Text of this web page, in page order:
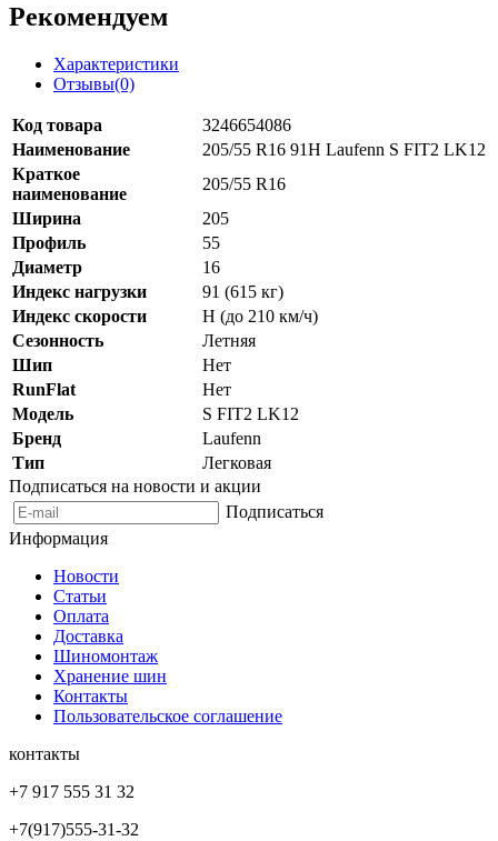
Рекомендуем
Характеристики
Отзывы(0)
Код товара
3246654086
Наименование
205/55 R16 91H Laufenn S FIT2 LK12
Краткое
наименование
205/55 R16
Ширина
205
Профиль
55
Диаметр
16
Индекс нагрузки
91 (615 кг)
Индекс скорости
H (до 210 км/ч)
Сезонность
Летняя
Шип
Нет
RunFlat
Нет
Модель
S FIT2 LK12
Бренд
Laufenn
Тип
Легковая
Подписаться на новости и акции
Подписаться
Информация
Новости
Статьи
Оплата
Доставка
Шиномонтаж
Хранение шин
Контакты
Пользовательское соглашение
контакты
+7 917 555 31 32
+7(917)555-31-32